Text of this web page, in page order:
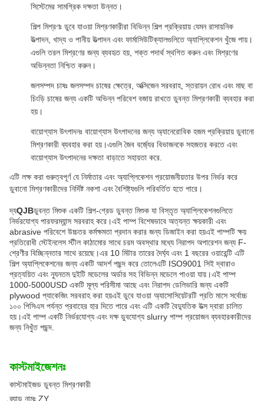
সিস্টেমের সামগ্রিক দক্ষতা উন্নত।
শিল্প মিশ্রণঃ ডুবে যাওয়া মিশ্রণকারীরা বিভিন্ন শিল্প প্রক্রিয়ায় যেমন রাসায়নিক
উত্পাদন, খাদ্য ও পানীয় উত্পাদন এবং ফার্মাসিউটিক্যালগুলিতে অ্যাপ্লিকেশন খুঁজে পায়।
এগুলি তরল মিশ্রণের জন্য ব্যবহৃত হয়, শক্ত পদার্থ স্থগিত করুন এবং মিশ্রণের
অভিন্নতা নিশ্চিত করুন।
জলসম্পদ চাষঃ জলসম্পদ চাষের ক্ষেত্রে, অক্সিজেন সরবরাহ, স্তরায়ন রোধ এবং মাছ বা
চিংড়ি চাষের জন্য একটি অভিন্ন পরিবেশ বজায় রাখতে ডুবন্ত মিশ্রণকারী ব্যবহার করা
হয়।
বায়োগ্যাস উৎপাদনঃ বায়োগ্যাস উৎপাদনের জন্য অ্যানেরোবিক হজম প্রক্রিয়ায় ডুবানো
মিশ্রণকারী ব্যবহার করা হয়।এগুলি জৈব বর্জ্যের বিভাজনকে সহজতর করতে এবং
বায়োগ্যাস উৎপাদনের দক্ষতা বাড়াতে সহায়তা করে.
এটি লক্ষ করা গুরুত্বপূর্ণ যে নির্মাতার এবং অ্যাপ্লিকেশন প্রয়োজনীয়তার উপর নির্ভর করে
ডুবানো মিশ্রণকারীদের নির্দিষ্ট নকশা এবং বৈশিষ্ট্যগুলি পরিবর্তিত হতে পারে।
দ্যQJBডুবন্ত মিশুক একটি শিল্প-গ্রেড ডুবন্ত মিশুক যা বিস্তৃত অ্যাপ্লিকেশনগুলিতে
নির্ভরযোগ্য পারফরম্যান্স সরবরাহ করে।এই পাম্প বিশেষভাবে অত্যন্ত ক্ষয়কারী এবং
abrasive পরিবেশে উচ্চতর কর্মক্ষমতা প্রদান করার জন্য ডিজাইন করা হয়এই পাম্পটি ক্ষয়
প্রতিরোধী স্টেইনলেস স্টীল কাঠামোর সাথে চরম অবস্থার মধ্যে নিরাপদ অপারেশন জন্য F-
শ্রেণীর বিচ্ছিন্নতার সাথে রয়েছে।এর 10 মিটার তারের দৈর্ঘ্য এবং 1 বছরের ওয়ারেন্টি এটি
শিল্প অ্যাপ্লিকেশনের জন্য একটি আদর্শ পছন্দ করে তোলেএটি ISO9001 সিই দ্বারাও
প্রত্যয়িত এবং ন্যূনতম দুইটি মডেলের অর্ডার সহ বিভিন্ন মডেলে পাওয়া যায়।এই পাম্প
1000-5000USD একটি মূল্য পরিসীমা আছে এবং নিরাপদ ডেলিভারি জন্য একটি
plywood প্যাকেজিং সরবরাহ করা হয়এই ডুবে যাওয়া অ্যাসোসিয়েটরটি প্রতি মাসে সর্বোচ্চ
১০০ পিসিএস পর্যন্ত প্রবাহের হার দিতে পারে এবং এটি একটি বৈদ্যুতিক উত্স দ্বারা চালিত
হয়।এই পাম্প একটি নির্ভরযোগ্য এবং দক্ষ ডুবযোগ্য slurry পাম্প প্রয়োজন ব্যবহারকারীদের
জন্য নিখুঁত পছন্দ.
কাস্টমাইজেশনঃ
কাস্টমাইজড ডুবন্ত মিশ্রণকারী
ব্র্যান্ড নামঃ ZY